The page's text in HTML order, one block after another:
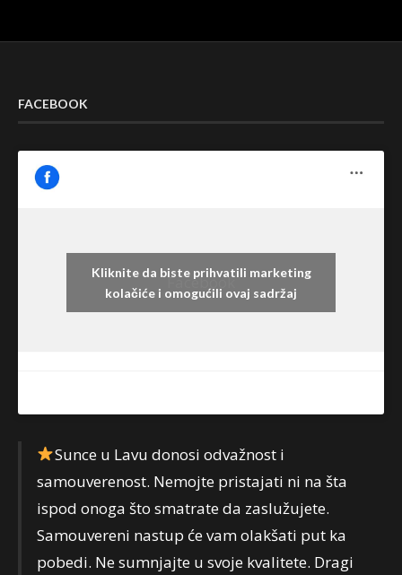
FACEBOOK
Facebook
Kliknite da biste prihvatili marketing
kolačiće i omogućili ovaj sadržaj
Sunce u Lavu donosi odvažnost i
samouverenost. Nemojte pristajati ni na šta
ispod onoga što smatrate da zaslužujete.
Samouvereni nastup će vam olakšati put ka
pobedi. Ne sumnjajte u svoje kvalitete. Dragi